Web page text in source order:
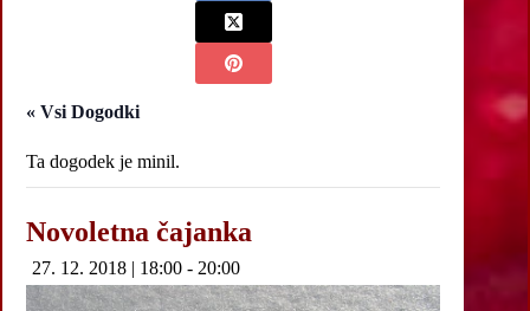
« Vsi Dogodki
Ta dogodek je minil.
Novoletna čajanka
27. 12. 2018 | 18:00 - 20:00